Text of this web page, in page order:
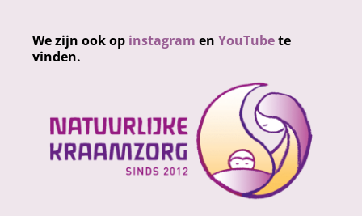
We zijn ook op instagram en YouTubete
vinden.